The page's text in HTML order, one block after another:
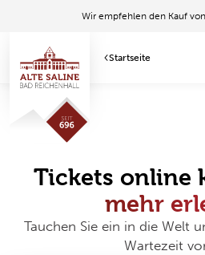
Wir empfehlen den Kauf von
Startseite
Tickets online
mehr
Tauchen Sie ein in die Welt
Wartezeit